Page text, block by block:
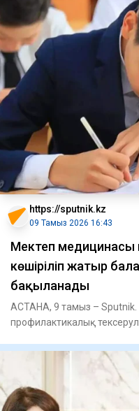
https://sputnik.kz
09 Тамыз 2026 16:43
Мектеп
көшіріліп жатыр
бақыланады
АСТАНА, 9 тамыз –
профилактикалық